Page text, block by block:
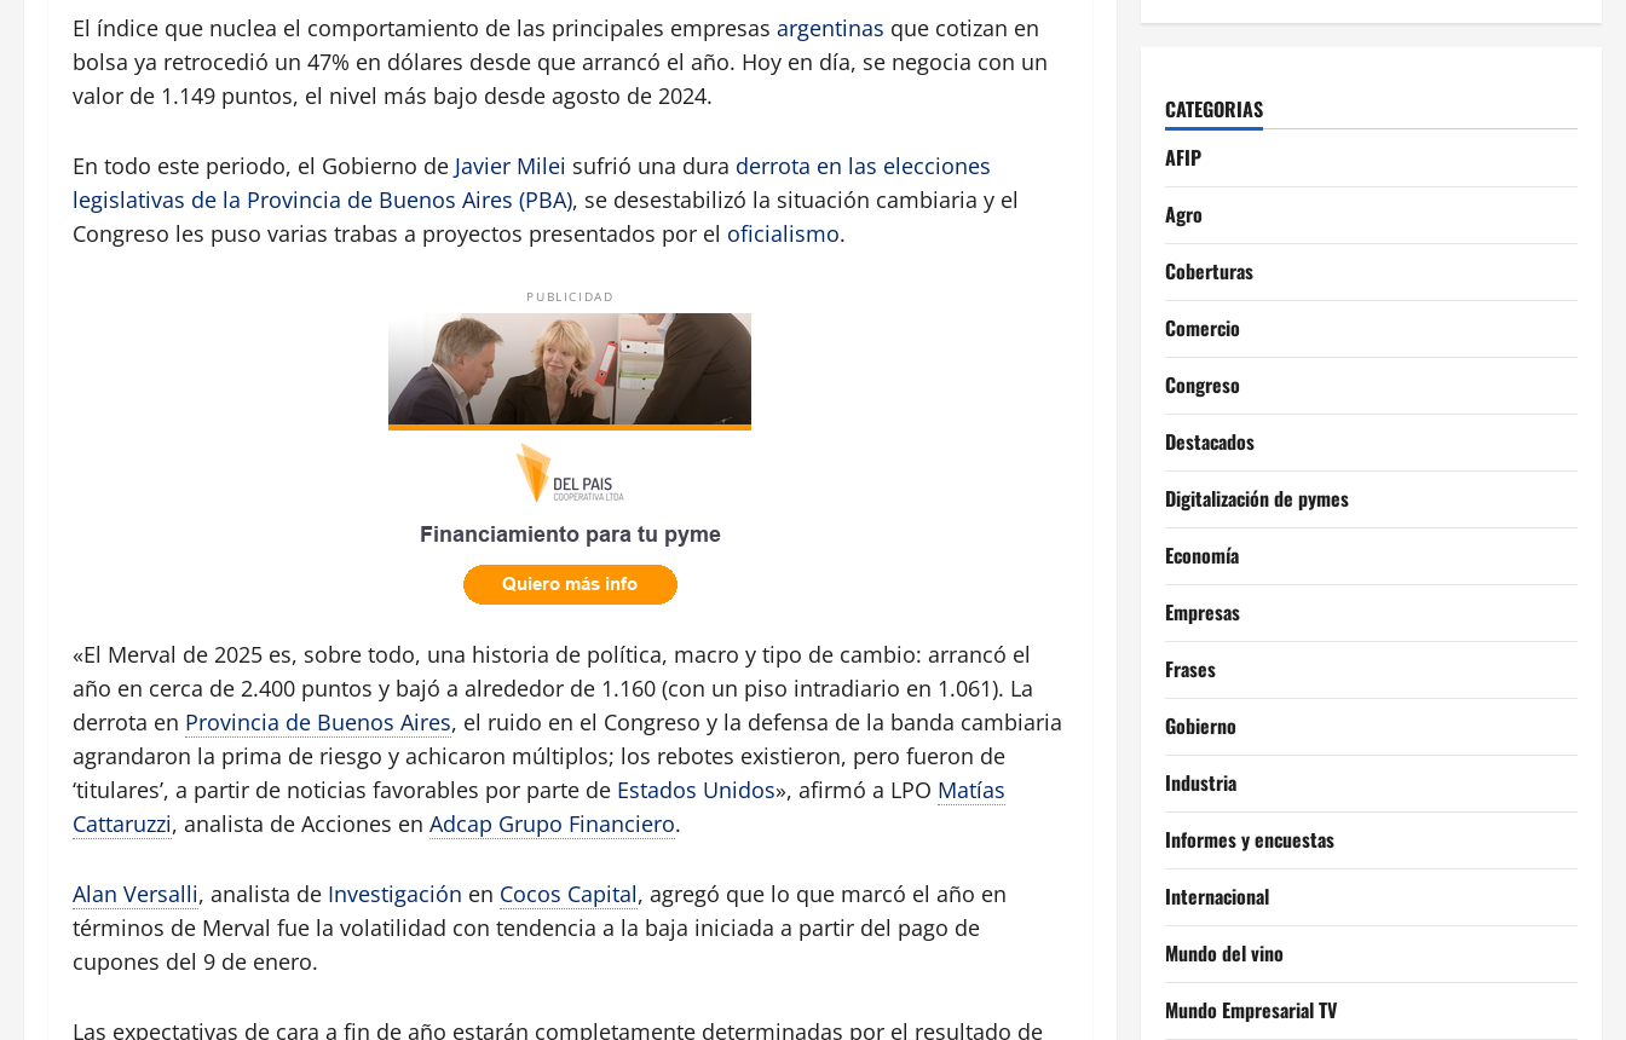
El índice que nuclea el comportamiento de las principales empresas argentinas que cotizan en
bolsa ya retrocedió un 47% en dólares desde que arrancó el año. Hoy en día, se negocia con un
valor de 1.149 puntos, el nivel más bajo desde agosto de 2024.
En todo este periodo, el Gobierno de Javier Milei sufrió una dura derrota en las elecciones
legislativas de la Provincia de Buenos Aires (PBA), se desestabilizó la situación cambiaria y el
Congreso les puso varias trabas a proyectos presentados por el oficialismo.
PUBLICIDAD
«El Merval de 2025 es, sobre todo, una historia de política, macro y tipo de cambio: arrancó el
año en cerca de 2.400 puntos y bajó a alrededor de 1.160 (con un piso intradiario en 1.061). La
derrota en Provincia de Buenos Aires, el ruido en el Congreso y la defensa de la banda cambiaria
agrandaron la prima de riesgo y achicaron múltiplos; los rebotes existieron, pero fueron de
‘titulares’, a partir de noticias favorables por parte de Estados Unidos», afirmó a LPO Matías
Cattaruzzi, analista de Acciones en Adcap Grupo Financiero.
Alan Versalli, analista de Investigación en Cocos Capital, agregó que lo que marcó el año en
términos de Merval fue la volatilidad con tendencia a la baja iniciada a partir del pago de
cupones del 9 de enero.
Las expectativas de cara a fin de año estarán completamente determinadas por el resultado de
CATEGORIAS
AFIP
Agro
Coberturas
Comercio
Congreso
Destacados
Digitalización de pymes
Economía
Empresas
Frases
Gobierno
Industria
Informes y encuestas
Internacional
Mundo del vino
Mundo Empresarial TV